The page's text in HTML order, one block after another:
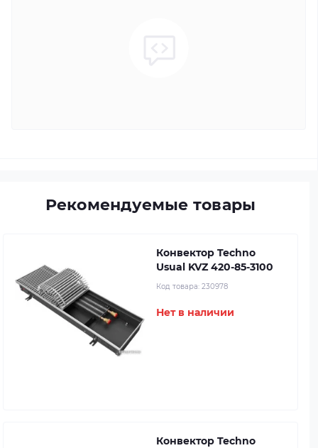
Рекомендуемые товары
Конвектор Techno
Usual KVZ 420-85-3100
Код товара: 230978
Нет в наличии
Конвектор Techno